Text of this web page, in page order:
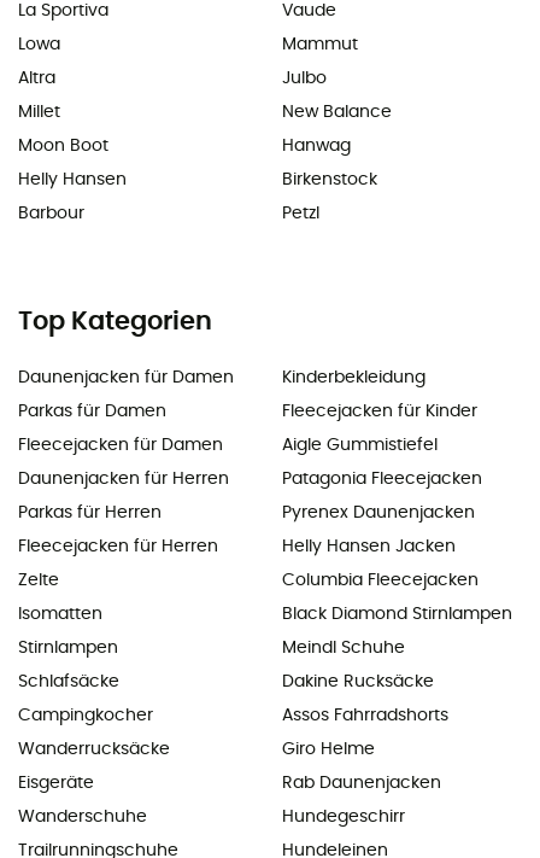
La Sportiva
Lowa
Altra
Millet
Moon Boot
Helly Hansen
Barbour
Vaude
Mammut
Julbo
New Balance
Hanwag
Birkenstock
Petzl
Top Kategorien
Daunenjacken für Damen
Parkas für Damen
Fleecejacken für Damen
Daunenjacken für Herren
Parkas für Herren
Fleecejacken für Herren
Zelte
Isomatten
Stirnlampen
Schlafsäcke
Campingkocher
Wanderrucksäcke
Eisgeräte
Wanderschuhe
Trailrunningschuhe
Kinderbekleidung
Fleecejacken für Kinder
Aigle Gummistiefel
Patagonia Fleecejacken
Pyrenex Daunenjacken
Helly Hansen Jacken
Columbia Fleecejacken
Black Diamond Stirnlampen
Meindl Schuhe
Dakine Rucksäcke
Assos Fahrradshorts
Giro Helme
Rab Daunenjacken
Hundegeschirr
Hundeleinen